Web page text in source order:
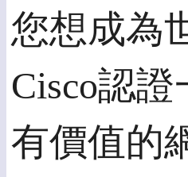
您想成為
Cisco認
有價值的